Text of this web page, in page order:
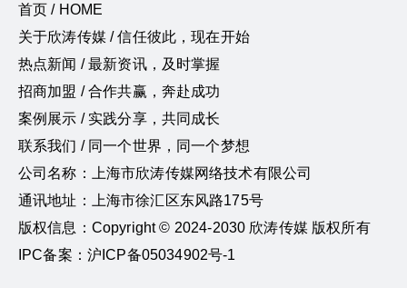
首页 / HOME
关于欣涛传媒 / 信任彼此，现在开始
热点新闻 / 最新资讯，及时掌握
招商加盟 / 合作共赢，奔赴成功
案例展示 / 实践分享，共同成长
联系我们 / 同一个世界，同一个梦想
公司名称：上海市欣涛传媒网络技术有限公司
通讯地址：上海市徐汇区东风路175号
版权信息：Copyright © 2024-2030 欣涛传媒 版权所有
IPC备案：沪ICP备05034902号-1